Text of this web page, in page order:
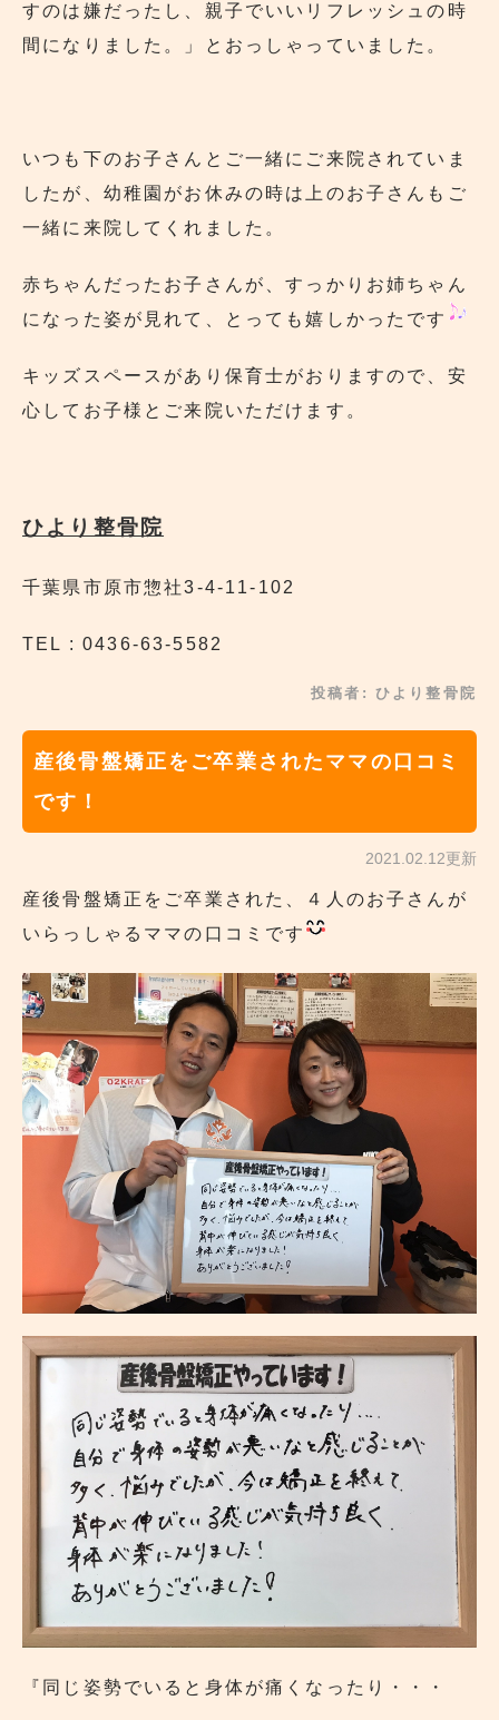
すのは嫌だったし、親子でいいリフレッシュの時
間になりました。」とおっしゃっていました。
いつも下のお子さんとご一緒にご来院されていま
したが、幼稚園がお休みの時は上のお子さんもご
一緒に来院してくれました。
赤ちゃんだったお子さんが、すっかりお姉ちゃん
になった姿が見れて、とっても嬉しかったです
キッズスペースがあり保育士がおりますので、安
心してお子様とご来院いただけます。
ひより整骨院
千葉県市原市惣社3-4-11-102
TEL : 0436-63-5582
投稿者: ひより整骨院
産後骨盤矯正をご卒業されたママの口コミ
です！
2021.02.12更新
産後骨盤矯正をご卒業された、４人のお子さんが
いらっしゃるママの口コミです
『同じ姿勢でいると身体が痛くなったり・・・